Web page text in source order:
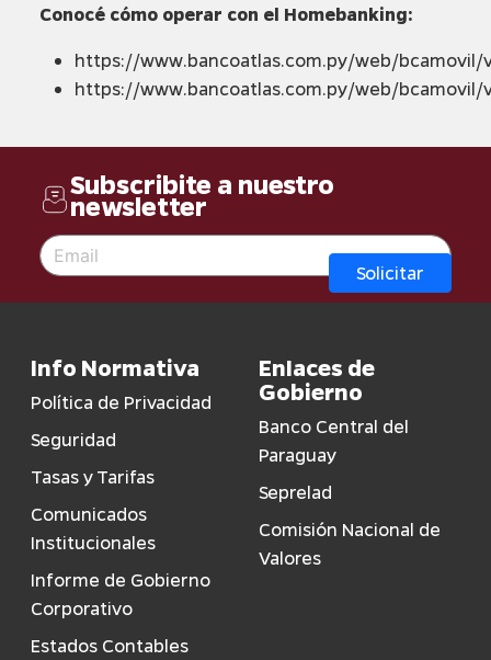
Conocé cómo operar con el Homebanking:
https://www.bancoatlas.com.py/web/bcamovil/
https://www.bancoatlas.com.py/web/bcamovil/
Subscribite a nuestro
newsletter
Solicitar
Info Normativa
Política de Privacidad
Seguridad
Tasas y Tarifas
Comunicados
Institucionales
Informe de Gobierno
Corporativo
Estados Contables
Enlaces de
Gobierno
Banco Central del
Paraguay
Seprelad
Comisión Nacional de
Valores